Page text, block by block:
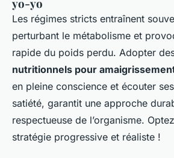
yo-yo
Les régimes stricts entraînent
perturbant le métabolisme et
rapide du poids perdu. Adopter
nutritionnels pour
en pleine conscience et écouter
satiété, garantit une approche
respectueuse de l’organisme.
stratégie progressive et réaliste !